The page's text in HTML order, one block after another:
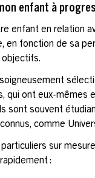
enfant à
enfant en relation
en fonction de sa
objectifs.
qui ont eux-mêmes
sont souvent
comme
sur
: